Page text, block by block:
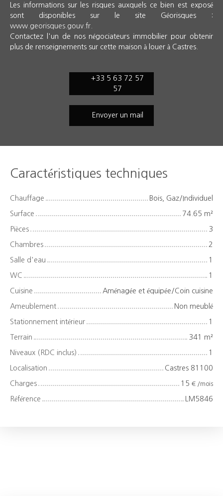
Les informations sur les risques auxquels ce bien est exposé
sont disponibles sur le site Géorisques :
www.georisques.gouv.fr
Contactez l'un de nos négociateurs immobilier pour obtenir
plus de renseignements sur cette maison à louer à Castres.
+33 5 63 72 57
57
Envoyer un mail
Caractéristiques techniques
Chauffage Bois, Gaz/Individuel
Surface 74.65 m²
Pièces 3
Chambres 2
Salle d'eau 1
WC 1
Cuisine Aménagée et équipée/Coin cuisine
Ameublement Non meublé
Stationnement intérieur 1
Terrain 341 m²
Niveaux (RDC inclus) 1
Localisation Castres 81100
Charges 15 € /mois
Référence LM5846